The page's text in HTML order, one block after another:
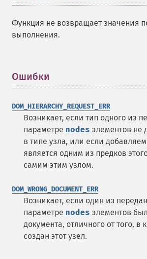
Функция не возвращает значения
выполнения.
Ошибки
DOM_HIERARCHY_REQUEST_ERR
Возникает, если тип одного из
параметре nodes элементов не
в типе узла, или если
является одним из предков
самим этим узлом.
DOM_WRONG_DOCUMENT_ERR
Возникает, если один из
параметре nodes элементов
документа, отличного от того, в
создан этот узел.